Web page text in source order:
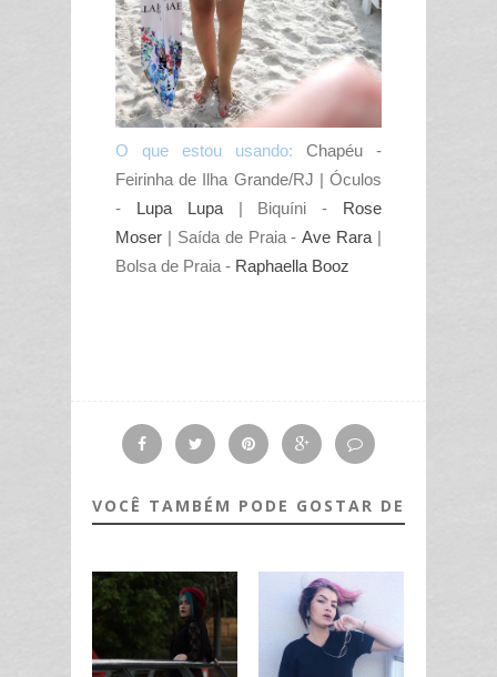
O que estou usando: Chapéu -
Feirinha de Ilha Grande/RJ | Óculos
- Lupa Lupa| Biquíni - Rose
Moser | Saída de Praia -Ave Rara |
Bolsa de Praia - Raphaella Booz
VOCÊ TAMBÉM PODE GOSTAR DE